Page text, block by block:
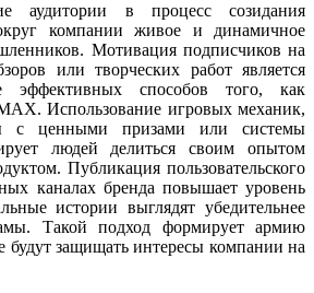
аудитории в процесс созидания
компании живое и динамичное
Мотивация подписчиков на
или творческих работ является
эффективных способов того, как
Использование игровых механик,
с ценными призами или системы
людей делиться своим опытом
Публикация пользовательского
каналах бренда повышает уровень
истории выглядят убедительнее
Такой подход формирует армию
будут защищать интересы компании на